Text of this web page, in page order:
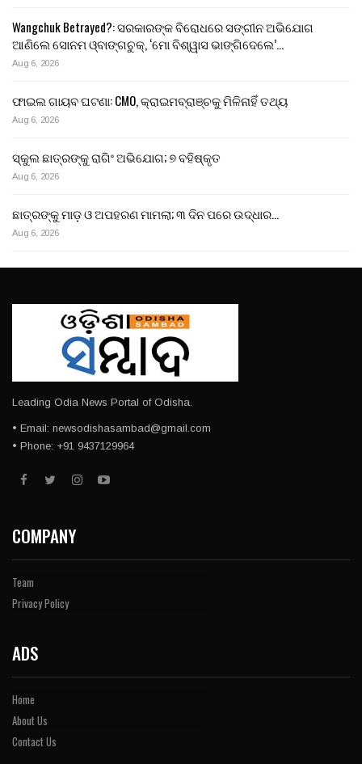
Wangchuk Betrayed?: ସରକାରଙ୍କ ବିରୋଧରେ ସଙ୍ଗୀନ ଅଭିଯୋଗ
ଆଣିଲେ ସୋନମ ଓ୍ବାଙ୍ଗଚୁକ୍, ‘ମୋ ବିଶ୍ୱାସ ଭାଙ୍ଗିଦେଲେ’…
Aug 6, 2026
ଫାଇଲ ଗାୟବ ଘଟଣା: CMO, କ୍ରାଇମବ୍ରାଞ୍ଚକୁ ମିଳିନାହିଁ ତଥ୍ୟ
Aug 6, 2026
ସ୍କୁଲ ଛାତ୍ରଙ୍କୁ ରାଗିଂ ଅଭିଯୋଗ; ୭ ବହିଷ୍କୃତ
Aug 6, 2026
ଛାତ୍ରଙ୍କୁ ମାଡ଼ ଓ ଅପହରଣ ମାମଲା; ୩ ଦିନ ପରେ ଉଦ୍ଧାର…
Aug 6, 2026
Leading Odia News Portal of Odisha.
• Email: newsodishasambad@gmail.com
• Phone: +91 9437129964
COMPANY
Team
Privacy Policy
ADS
Home
About Us
Contact Us